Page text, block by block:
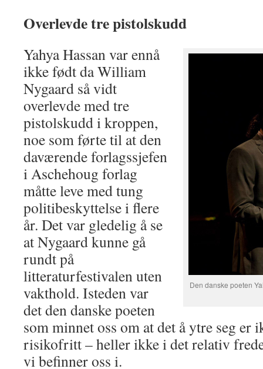
Overlevde tre pistolskudd
Den danske poeten
Yahya Hassan var ennå
ikke født da William
Nygaard så vidt
overlevde med tre
pistolskudd i kroppen,
noe som førte til at den
daværende forlagssjefen
i Aschehoug forlag
måtte leve med tung
politibeskyttelse i flere
år. Det var gledelig å se
at Nygaard kunne gå
rundt på
litteraturfestivalen uten
vakthold. Isteden var
det den danske poeten
som minnet oss om at det å ytre seg
risikofritt – heller ikke i det relativ
vi befinner oss i.